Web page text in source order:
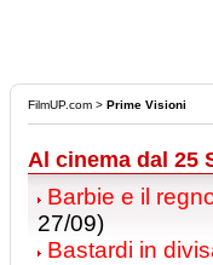
FilmUP.com > Prime Visioni
Al cinema dal 25
Barbie e il
27/09)
Bastardi in